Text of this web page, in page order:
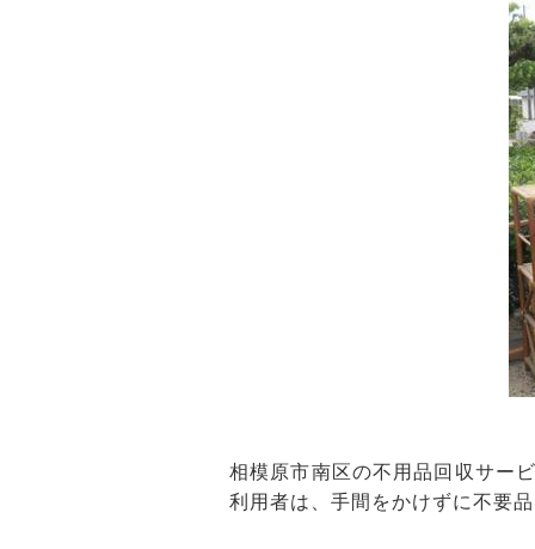
相模原市南区の不用品回収サー
利用者は、手間をかけずに不要